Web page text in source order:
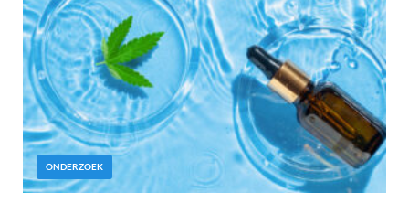
ONDERZOEK